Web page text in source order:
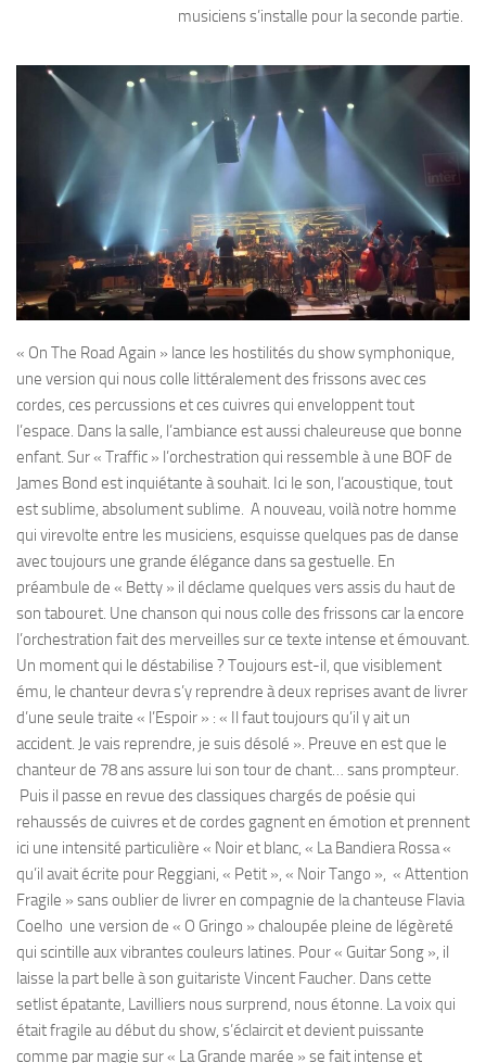
musiciens s’installe pour la seconde partie.
« On The Road Again » lance les hostilités du show symphonique,
une version qui nous colle littéralement des frissons avec ces
cordes, ces percussions et ces cuivres qui enveloppent tout
l’espace. Dans la salle, l’ambiance est aussi chaleureuse que bonne
enfant. Sur « Traffic » l’orchestration qui ressemble à une BOF de
James Bond est inquiétante à souhait. Ici le son, l’acoustique, tout
est sublime, absolument sublime. A nouveau, voilà notre homme
qui virevolte entre les musiciens, esquisse quelques pas de danse
avec toujours une grande élégance dans sa gestuelle. En
préambule de « Betty » il déclame quelques vers assis du haut de
son tabouret. Une chanson qui nous colle des frissons car la encore
l’orchestration fait des merveilles sur ce texte intense et émouvant.
Un moment qui le déstabilise ? Toujours est-il, que visiblement
ému, le chanteur devra s’y reprendre à deux reprises avant de livrer
d’une seule traite « l’Espoir » : « Il faut toujours qu’il y ait un
accident. Je vais reprendre, je suis désolé ». Preuve en est que le
chanteur de 78 ans assure lui son tour de chant… sans prompteur.
Puis il passe en revue des classiques chargés de poésie qui
rehaussés de cuivres et de cordes gagnent en émotion et prennent
ici une intensité particulière « Noir et blanc, « La Bandiera Rossa «
qu’il avait écrite pour Reggiani, « Petit », « Noir Tango », « Attention
Fragile » sans oublier de livrer en compagnie de la chanteuse Flavia
Coelho une version de « O Gringo » chaloupée pleine de légèreté
qui scintille aux vibrantes couleurs latines. Pour « Guitar Song », il
laisse la part belle à son guitariste Vincent Faucher. Dans cette
setlist épatante, Lavilliers nous surprend, nous étonne. La voix qui
était fragile au début du show, s’éclaircit et devient puissante
comme par magie sur « La Grande marée » se fait intense et